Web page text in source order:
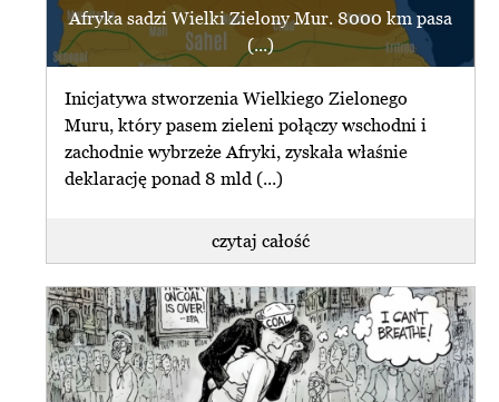
Afryka sadzi Wielki Zielony Mur. 8000 km pasa
(...)
Inicjatywa stworzenia Wielkiego Zielonego
Muru, który pasem zieleni połączy wschodni i
zachodnie wybrzeże Afryki, zyskała właśnie
deklarację ponad 8 mld (...)
czytaj całość